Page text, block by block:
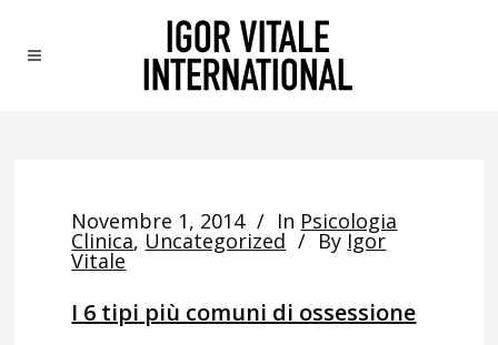
Novembre 1, 2014 In Psicologia
Clinica, Uncategorized By Igor
Vitale
I 6 tipi più comuni di ossessione